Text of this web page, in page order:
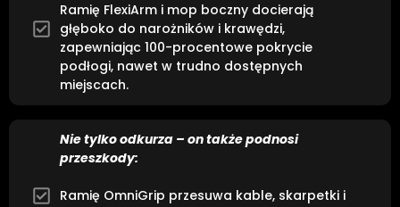
Ramię FlexiArm i mop boczny docierają
głęboko do narożników i krawędzi,
zapewniając 100-procentowe pokrycie
podłogi, nawet w trudno dostępnych
miejscach.
Nie tylko odkurza – on także podnosi
przeszkody:
Ramię OmniGrip przesuwa kable, skarpetki i